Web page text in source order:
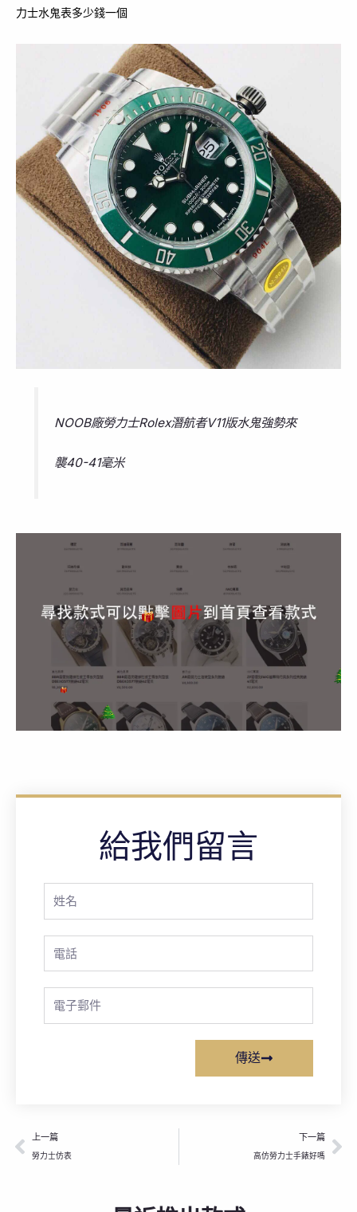
力士水鬼表多少錢一個
NOOB廠勞力士Rolex潛航者V11版水鬼強勢來
襲40-41毫米
給我們留言
Name
傳送
上一頁
上一篇
勞力士仿表
下一篇
高仿勞力士手錶好嗎
下